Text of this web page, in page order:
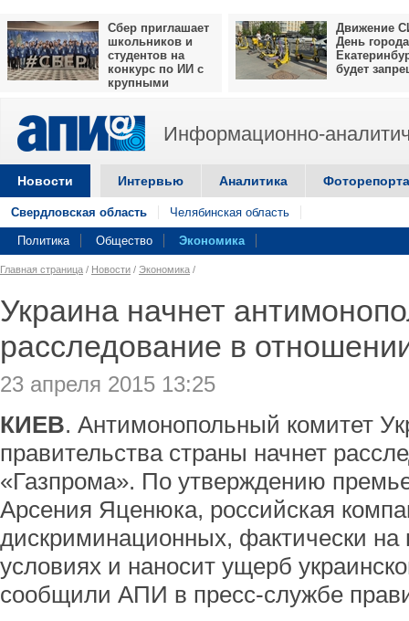
Сбер приглашает
школьников и
студентов на
конкурс по ИИ с
крупными
Движение
День города
будет
Информационно-
Новости Интервью Аналитика
Свердловская область Челябинская область
Политика Общество Экономика
Главная страница / Новости / Экономика /
Украина начнет
расследование в
23 апреля 2015 13:25
КИЕВ. Антимонопольный комитет
правительства страны начнет
«Газпрома». По утверждению
Арсения Яценюка, российская
дискриминационных, фактически на
условиях и наносит ущерб
сообщили АПИ в пресс-службе